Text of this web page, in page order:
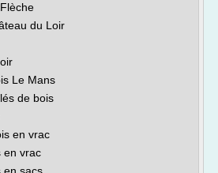
du Loir
Le Mans
de bois
en vrac
en vrac